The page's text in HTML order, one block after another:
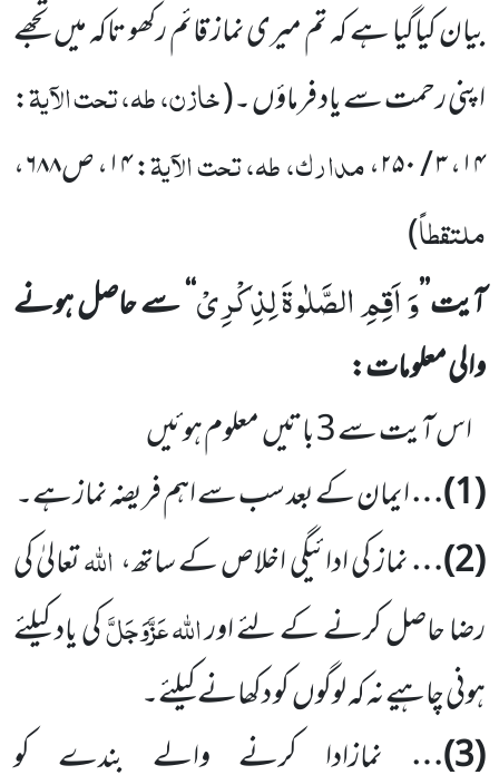
بیان کیاگیا ہے کہ تم میری نماز قائم رکھو تاکہ میںتجھے
اپنی رحمت سے یاد فرماؤں ۔(خازن، طہ، تحت الآیۃ:
۱۴، ۳ / ۲۵۰،
مدارک، طہ، تحت الآیۃ: ۱۴، ص۶۸۸،
ملتقطاً)
آیت’’وَ اَقِمِ الصَّلٰوةَ لِذِكْرِیْ‘‘ سے حاصل ہونے
والی معلومات:
اس آیت سے3باتیںمعلوم ہوئیں
(
1
)…ایمان کے بعد سب سے اہم فریضہ نماز ہے۔
(
2
)…نماز کی ادائیگی اخلاص کے ساتھ، اللہتعالیٰ کی
رضا حاصل کرنے کے لئے اوراللّٰہعَزَّوَجَلَّکی یاد کیلئے
ہونی چاہیےنہ کہ لوگوںکو دکھانے کیلئے۔
(
3
)… نمازادا کرنے والے بندے کو